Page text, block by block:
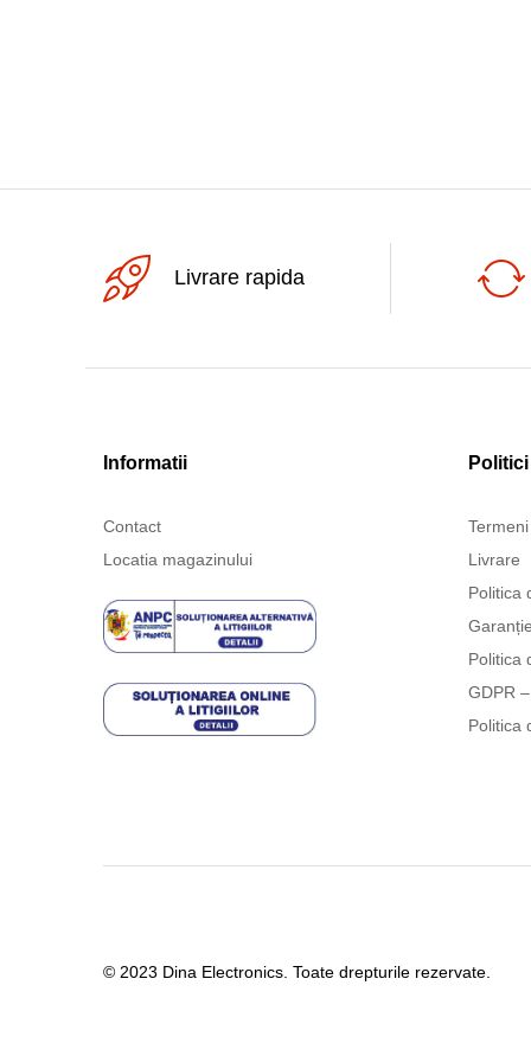
Livrare rapida
Informatii
Contact
Locatia magazinului
Politici
Livrare
Politica
Garanție
Politica
GDPR
Politica
© 2023 Dina Electronics. Toate drepturile rezervate.